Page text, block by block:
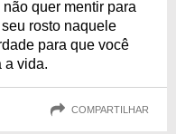
quer mentir para
rosto naquele
para que você
a vida.
COMPARTILHAR